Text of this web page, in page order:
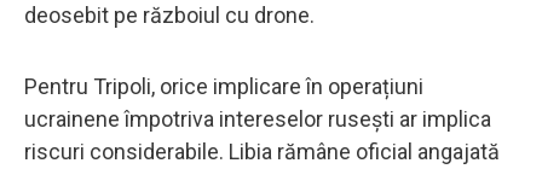
deosebit pe războiul cu drone.
Pentru Tripoli, orice implicare în operațiuni
ucrainene împotriva intereselor rusești ar implica
riscuri considerabile. Libia rămâne oficial angajată